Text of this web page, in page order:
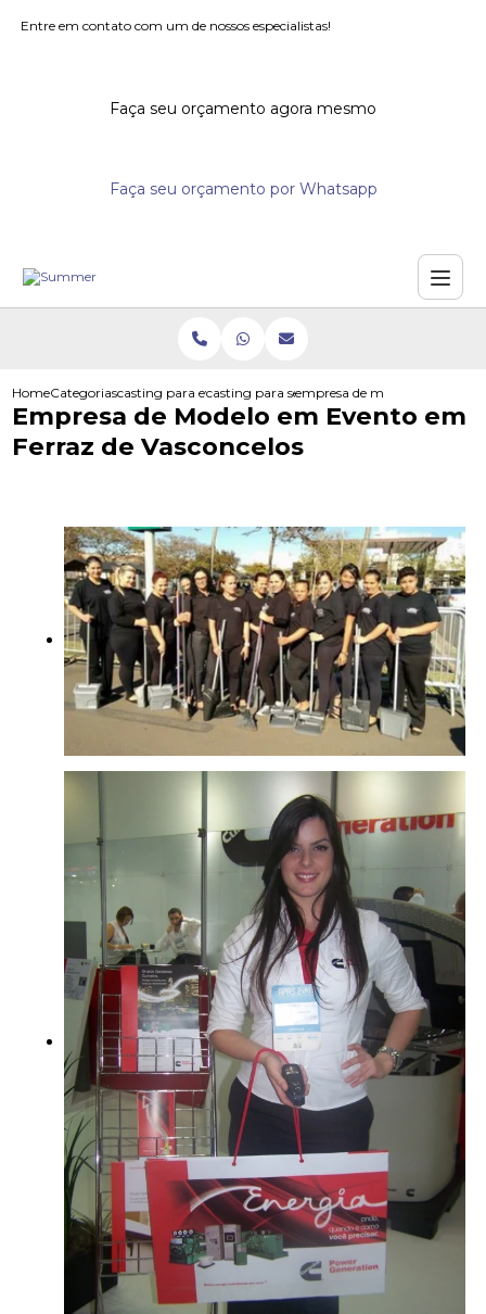
Entre em contato com um de nossos especialistas!
Faça seu orçamento agora mesmo
Faça seu orçamento por Whatsapp
HomeCategoriascasting para eventoscasting para seminariosempresa de modelo em
Empresa de Modelo em Evento em
Ferraz de Vasconcelos